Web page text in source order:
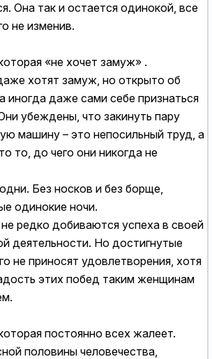
Она так и остается одинокой, все
не изменив.
«не хочет замуж» .
хотят замуж, но открыто об
иногда даже сами себе признаться
убеждены, что закинуть пару
машину – это непосильный труд, а
то, до чего они никогда не
Без носков и без борще,
одинокие ночи.
редко добиваются успеха в своей
деятельности. Но достигнутые
не приносят удовлетворения, хотя
этих побед таким женщинам
постоянно всех жалеет.
половины человечества,